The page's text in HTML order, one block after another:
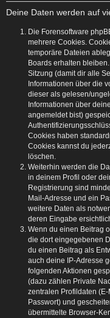
Deine Daten werden auf
Die Forensoftware
mehrere Cookies.
temporäre Dateien
Boards erhalten
Sitzung (damit dir alle
Informationen über die
dieser als gelesen/
Informationen über
angemeldet bist)
Cookies haben
Cookies kannst du
löschen.
Weiterhin werden die
in deinem Profil oder
Registrierung sind
Mail-Adresse und ein
weitere Daten als
deren Eingabe
Wenn du einen Beitrag
die dort eingegebenen
du einen Beitrag als
auch deine IP-Adresse
folgenden Aktionen
(dazu zählen Private
zentralen Profildaten
Passwort) und
übermittelte Browser-